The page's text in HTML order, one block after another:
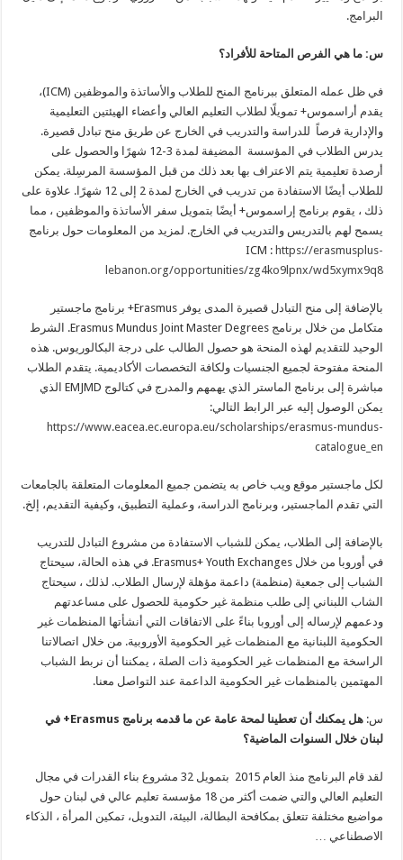
البرامج.
س: ما هي الفرص المتاحة للأفراد؟
في ظل عمله المتعلق ببرنامج المنح للطلاب والأساتذة والموظفين (ICM)،
يقدم أراسموس+ تمويلًا لطلاب التعليم العالي وأعضاء الهيئتين التعليمية
والإدارية فرصاً للدراسة والتدريب في الخارج عن طريق منح تبادل قصيرة.
يدرس الطلاب في المؤسسة المضيفة لمدة 3-12 شهرًا والحصول على
أرصدة تعليمية يتم الاعتراف بها بعد ذلك من قبل المؤسسة المرسِلة. يمكن
للطلاب أيضًا الاستفادة من تدريب في الخارج لمدة 2 إلى 12 شهرًا. علاوة على
ذلك ، يقوم برنامج إراسموس+ أيضًا بتمويل سفر الأساتذة والموظفين ، مما
يسمح لهم بالتدريس والتدريب في الخارج. لمزيد من المعلومات حول برنامج
ICM : https://erasmusplus-
lebanon.org/opportunities/zg4ko9lpnx/wd5xymx9q8
بالإضافة إلى منح التبادل قصيرة المدى يوفر Erasmus+ برنامج ماجستير
متكامل من خلال برنامج Erasmus Mundus Joint Master Degrees. الشرط
الوحيد للتقديم لهذه المنحة هو حصول الطالب على درجة البكالوريوس. هذه
المنحة مفتوحة لجميع الجنسيات ولكافة التخصصات الأكاديمية. يتقدم الطلاب
مباشرة إلى برنامج الماستر الذي يهمهم والمدرج في كتالوج EMJMD الذي
يمكن الوصول إليه عبر الرابط التالي:
https://www.eacea.ec.europa.eu/scholarships/erasmus-mundus-
catalogue_en
لكل ماجستير موقع ويب خاص به يتضمن جميع المعلومات المتعلقة بالجامعات
التي تقدم الماجستير، وبرنامج الدراسة، وعملية التطبيق، وكيفية التقديم، إلخ.
بالإضافة إلى الطلاب، يمكن للشباب الاستفادة من مشروع التبادل للتدريب
في أوروبا من خلال Erasmus+ Youth Exchanges. في هذه الحالة، سيحتاج
الشباب إلى جمعية (منظمة) داعمة مؤهلة لإرسال الطلاب. لذلك ، سيحتاج
الشاب اللبناني إلى طلب منظمة غير حكومية للحصول على مساعدتهم
ودعمهم لإرساله إلى أوروبا بناءً على الاتفاقات التي أنشأتها المنظمات غير
الحكومية اللبنانية مع المنظمات غير الحكومية الأوروبية. من خلال اتصالاتنا
الراسخة مع المنظمات غير الحكومية ذات الصلة ، يمكننا أن نربط الشباب
المهتمين بالمنظمات غير الحكومية الداعمة عند التواصل معنا.
س: هل يمكنك أن تعطينا لمحة عامة عنما قدمه برنامج Erasmus+ في
لبنان خلال السنوات الماضية؟
لقد قام البرنامج منذ العام 2015 بتمويل 32 مشروع بناء القدرات في مجال
التعليم العالي والتي ضمت أكثر من 18 مؤسسة تعليم عالي في لبنان حول
مواضيع مختلفة تتعلق بمكافحة البطالة، البيئة، التدويل، تمكين المرأة ، الذكاء
الاصطناعي …